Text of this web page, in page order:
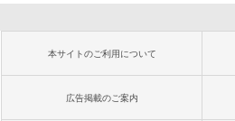
本サイトのご利用について
広告掲載のご案内